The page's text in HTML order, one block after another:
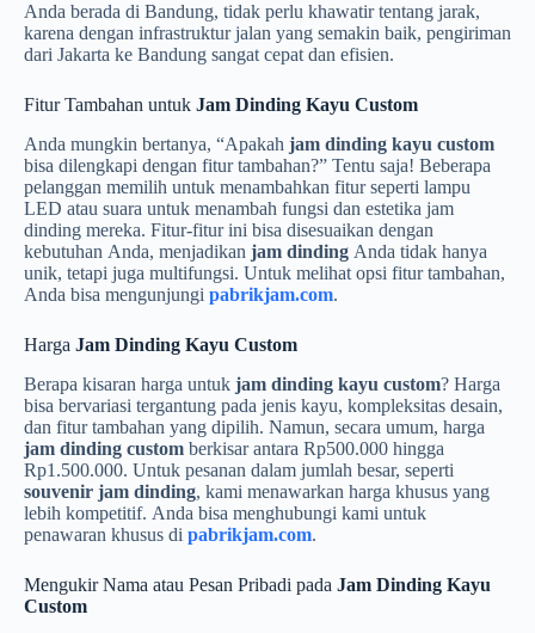
Anda berada di Bandung, tidak perlu khawatir tentang jarak,
karena dengan infrastruktur jalan yang semakin baik, pengiriman
dari Jakarta ke Bandung sangat cepat dan efisien.
Fitur Tambahan untuk Jam Dinding Kayu Custom
Anda mungkin bertanya, “Apakah jam dinding kayu custom
bisa dilengkapi dengan fitur tambahan?” Tentu saja! Beberapa
pelanggan memilih untuk menambahkan fitur seperti lampu
LED atau suara untuk menambah fungsi dan estetika jam
dinding mereka. Fitur-fitur ini bisa disesuaikan dengan
kebutuhan Anda, menjadikan jam dinding Anda tidak hanya
unik, tetapi juga multifungsi. Untuk melihat opsi fitur tambahan,
Anda bisa mengunjungi pabrikjam.com.
Harga Jam Dinding Kayu Custom
Berapa kisaran harga untuk jam dinding kayu custom? Harga
bisa bervariasi tergantung pada jenis kayu, kompleksitas desain,
dan fitur tambahan yang dipilih. Namun, secara umum, harga
jam dinding custom berkisar antara Rp500.000 hingga
Rp1.500.000. Untuk pesanan dalam jumlah besar, seperti
souvenir jam dinding, kami menawarkan harga khusus yang
lebih kompetitif. Anda bisa menghubungi kami untuk
penawaran khusus di pabrikjam.com.
Mengukir Nama atau Pesan Pribadi pada Jam Dinding Kayu
Custom